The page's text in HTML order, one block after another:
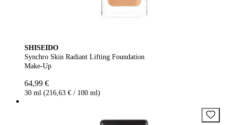
SHISEIDO
Synchro Skin Radiant Lifting Foundation
Make-Up
64,99 €
30 ml (216,63 € / 100 ml)